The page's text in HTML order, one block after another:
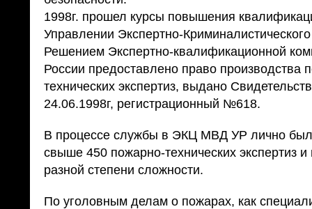
1998г. прошел курсы повышения
Управлении Экспертно-
Решением Экспертно-квалификационной
России предоставлено право производства
технических экспертиз, выдано
24.06.1998г, регистрационный №618.
В процессе службы в ЭКЦ МВД УР лично
свыше 450 пожарно-технических экспертиз
разной степени сложности.
По уголовным делам о пожарах, как